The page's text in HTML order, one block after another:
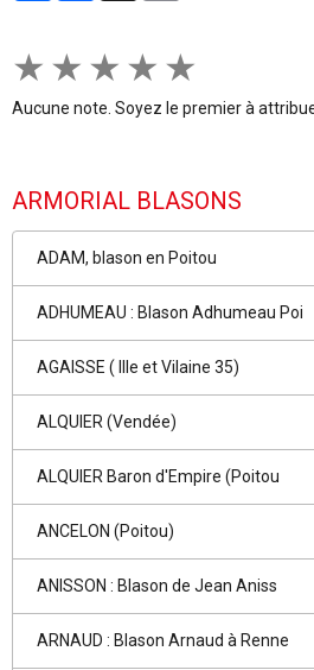
★ ★ ★ ★ ★
Aucune note. Soyez le premier à
ARMORIAL BLASONS
ADAM, blason en Poitou
ADHUMEAU : Blason Adhumeau Poi
AGAISSE ( Ille et Vilaine 35)
ALQUIER (Vendée)
ALQUIER Baron d'Empire (Poitou
ANCELON (Poitou)
ANISSON : Blason de Jean Aniss
ARNAUD : Blason Arnaud à Renne